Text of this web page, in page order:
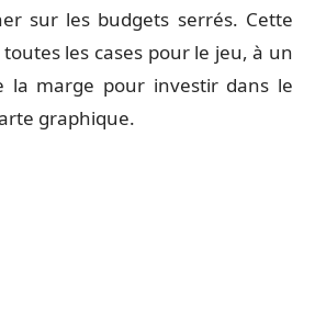
sur les budgets serrés. Cette
les cases pour le jeu, à un
la marge pour investir dans le
graphique.